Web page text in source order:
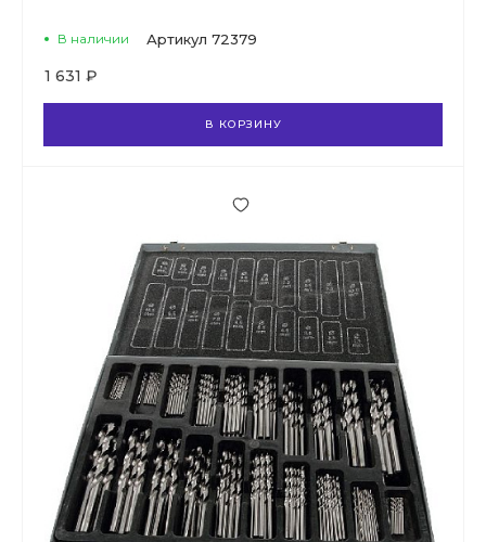
В наличии Артикул 72379
1 631 ₽
В КОРЗИНУ